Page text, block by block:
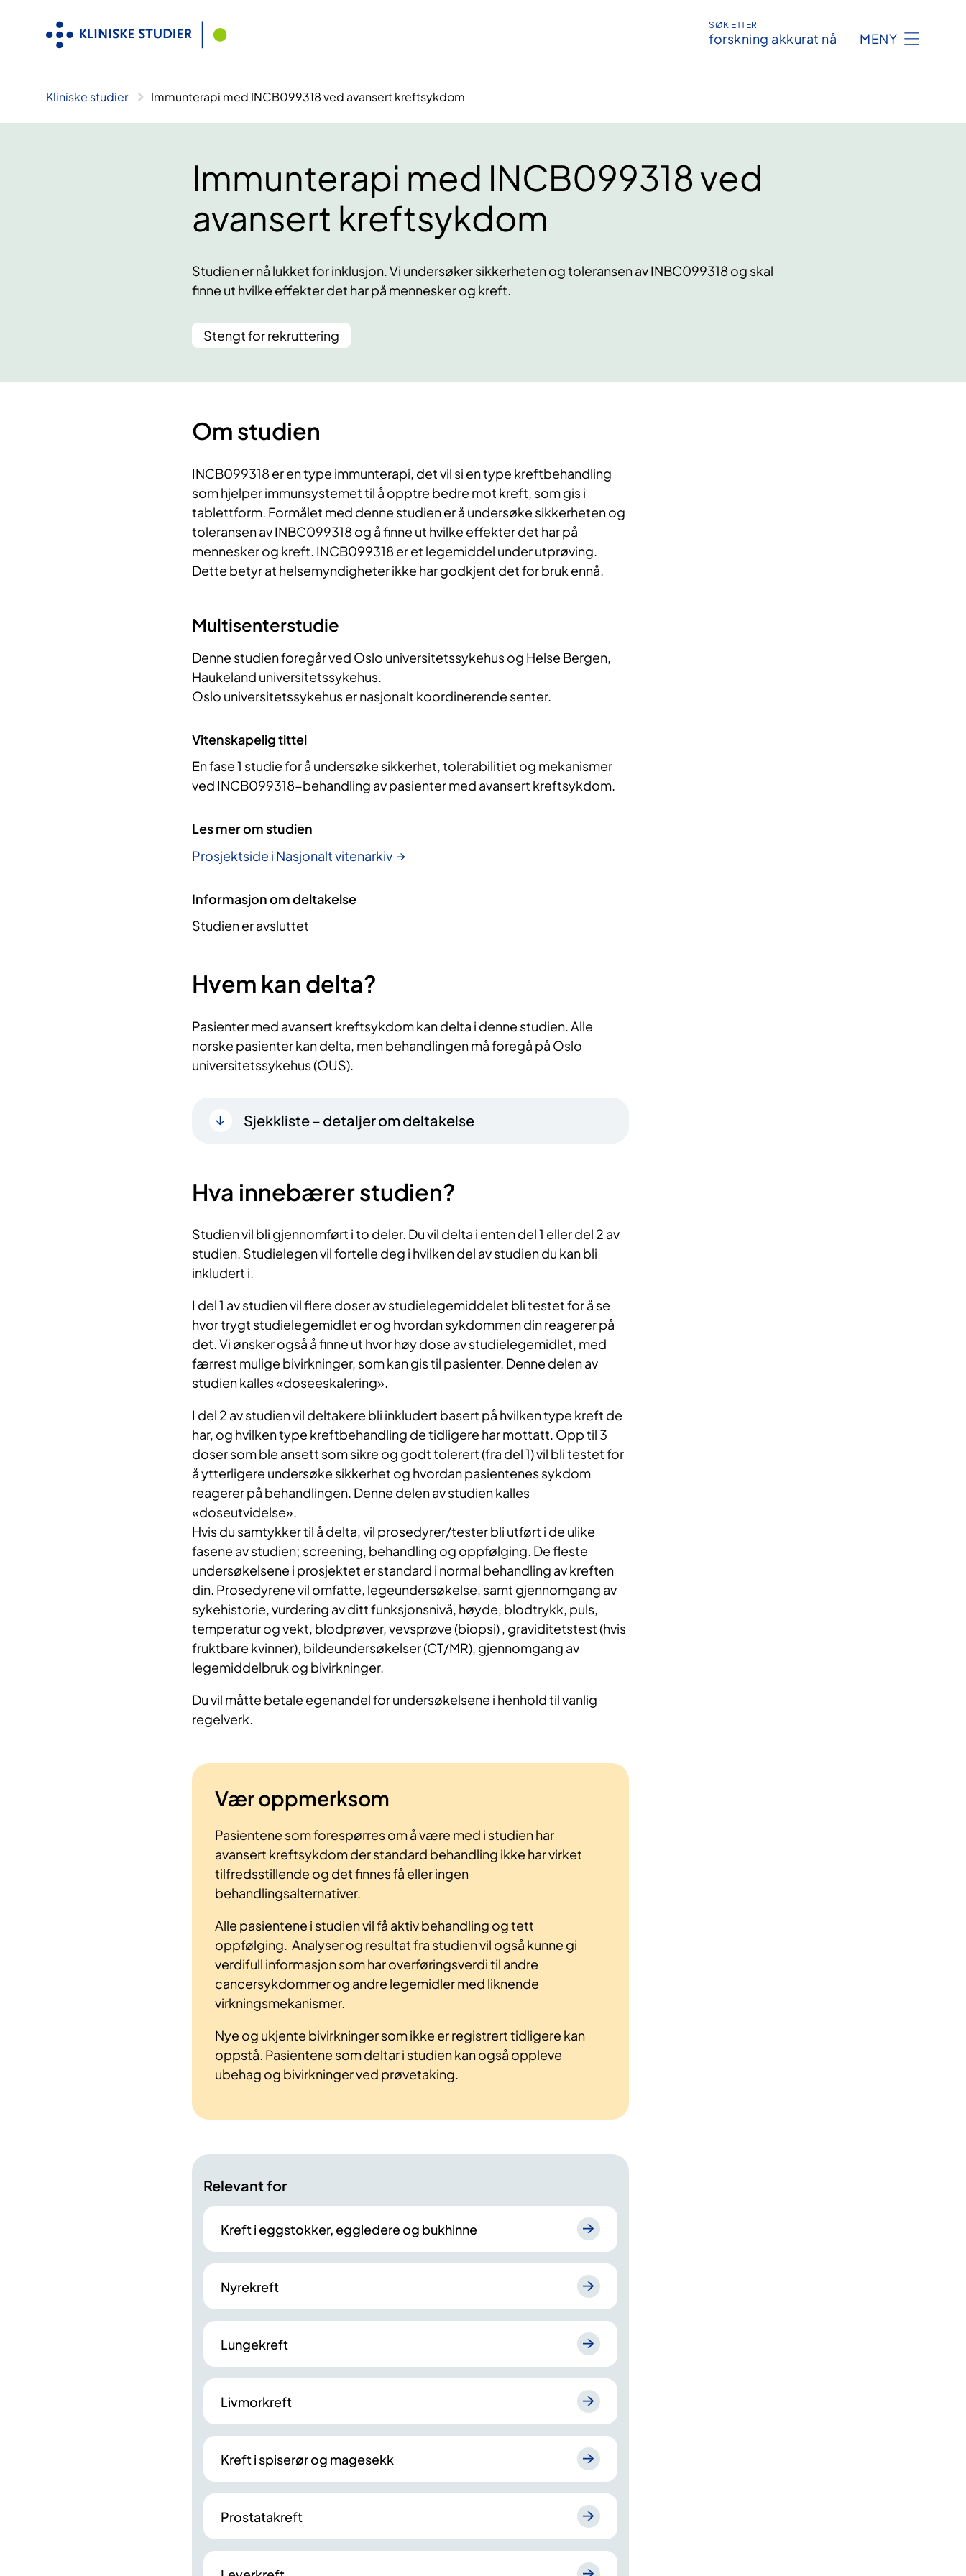
SØK ETTER
forskning akkurat nå MENY
Kliniske studier Immunterapi med INCB099318 ved avansert kreftsykdom
Immunterapi med INCB099318 ved
avansert kreftsykdom
Studien er nå lukket for inklusjon. Vi undersøker sikkerheten og toleransen av INBC099318 og skal
finne ut hvilke effekter det har på mennesker og kreft.
Stengt for rekruttering
Om studien
INCB099318 er en type immunterapi, det vil si en type kreftbehandling
som hjelper immunsystemet til å opptre bedre mot kreft, som gis i
tablettform. Formålet med denne studien er å undersøke sikkerheten og
toleransen av INBC099318 og å finne ut hvilke effekter det har på
mennesker og kreft. INCB099318 er et legemiddel under utprøving.
Dette betyr at helsemyndigheter ikke har godkjent det for bruk ennå.
Multisenterstudie
Denne studien foregår ved Oslo universitetssykehus og Helse Bergen,
Haukeland universitetssykehus.
Oslo universitetssykehus er nasjonalt koordinerende senter.
Vitenskapelig tittel
En fase 1 studie for å undersøke sikkerhet, tolerabilitiet og mekanismer
ved INCB099318-behandling av pasienter med avansert kreftsykdom.
Les mer om studien
Prosjektside i Nasjonalt vitenarkiv
Informasjon om deltakelse
Studien er avsluttet
Hvem kan delta?
Pasienter med avansert kreftsykdom kan delta i denne studien. Alle
norske pasienter kan delta, men behandlingen må foregå på Oslo
universitetssykehus (OUS).
Sjekkliste – detaljer om deltakelse
Hva innebærer studien?
Studien vil bli gjennomført i to deler. Du vil delta i enten del 1 eller del 2 av
studien. Studielegen vil fortelle deg i hvilken del av studien du kan bli
inkludert i.
I del 1 av studien vil flere doser av studielegemiddelet bli testet for å se
hvor trygt studielegemidlet er og hvordan sykdommen din reagerer på
det. Vi ønsker også å finne ut hvor høy dose av studielegemidlet, med
færrest mulige bivirkninger, som kan gis til pasienter. Denne delen av
studien kalles «doseeskalering».
I del 2 av studien vil deltakere bli inkludert basert på hvilken type kreft de
har, og hvilken type kreftbehandling de tidligere har mottatt. Opp til 3
doser som ble ansett som sikre og godt tolerert (fra del 1) vil bli testet for
å ytterligere undersøke sikkerhet og hvordan pasientenes sykdom
reagerer på behandlingen. Denne delen av studien kalles
«doseutvidelse».
Hvis du samtykker til å delta, vil prosedyrer/tester bli utført i de ulike
fasene av studien; screening, behandling og oppfølging. De fleste
undersøkelsene i prosjektet er standard i normal behandling av kreften
din. Prosedyrene vil omfatte, legeundersøkelse, samt gjennomgang av
sykehistorie, vurdering av ditt funksjonsnivå, høyde, blodtrykk, puls,
temperatur og vekt, blodprøver, vevsprøve (biopsi) , graviditetstest (hvis
fruktbare kvinner), bildeundersøkelser (CT/MR), gjennomgang av
legemiddelbruk og bivirkninger.
Du vil måtte betale egenandel for undersøkelsene i henhold til vanlig
regelverk.
Vær oppmerksom
Pasientene som forespørres om å være med i studien har
avansert kreftsykdom der standard behandling ikke har virket
tilfredsstillende og det finnes få eller ingen
behandlingsalternativer.
Alle pasientene i studien vil få aktiv behandling og tett
oppfølging. Analyser og resultat fra studien vil også kunne gi
verdifull informasjon som har overføringsverdi til andre
cancersykdommer og andre legemidler med liknende
virkningsmekanismer.
Nye og ukjente bivirkninger som ikke er registrert tidligere kan
oppstå. Pasientene som deltar i studien kan også oppleve
ubehag og bivirkninger ved prøvetaking.
Relevant for
Kreft i eggstokker, eggledere og bukhinne
Nyrekreft
Lungekreft
Livmorkreft
Kreft i spiserør og magesekk
Prostatakreft